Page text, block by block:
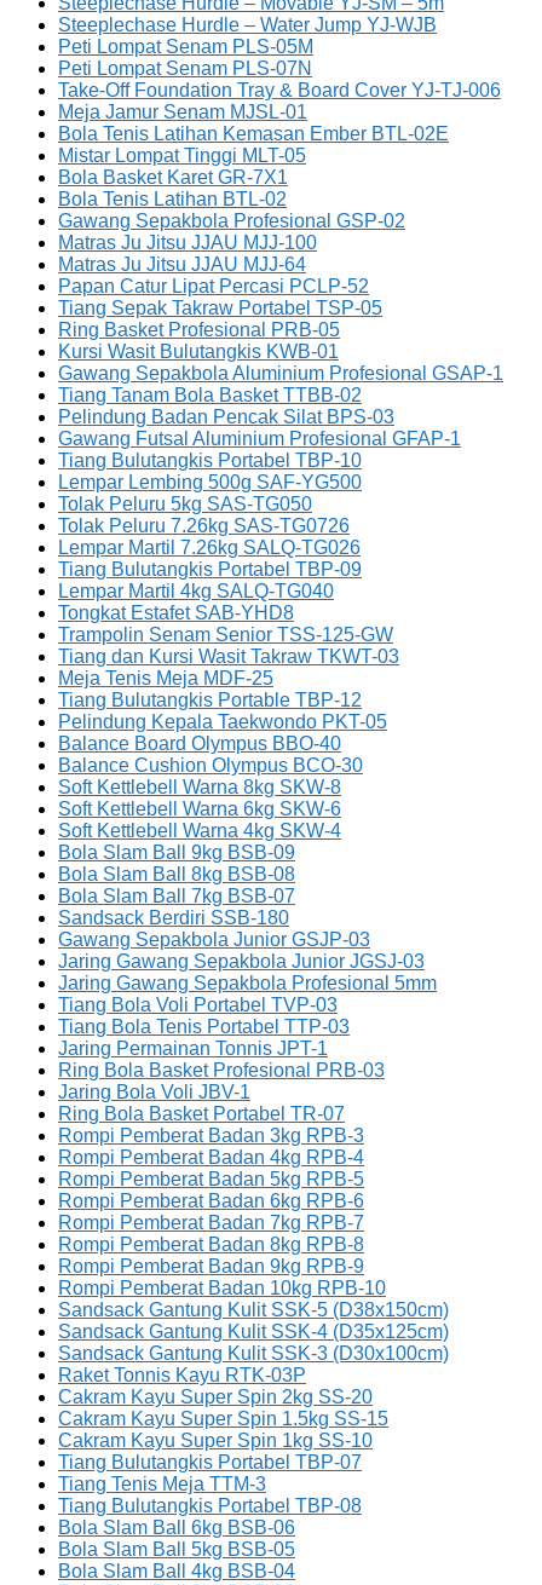
Steeplechase Hurdle – Water Jump YJ-WJB
Peti Lompat Senam PLS-05M
Peti Lompat Senam PLS-07N
Take-Off Foundation Tray & Board Cover YJ-TJ-006
Meja Jamur Senam MJSL-01
Bola Tenis Latihan Kemasan Ember BTL-02E
Mistar Lompat Tinggi MLT-05
Bola Basket Karet GR-7X1
Bola Tenis Latihan BTL-02
Gawang Sepakbola Profesional GSP-02
Matras Ju Jitsu JJAU MJJ-100
Matras Ju Jitsu JJAU MJJ-64
Papan Catur Lipat Percasi PCLP-52
Tiang Sepak Takraw Portabel TSP-05
Ring Basket Profesional PRB-05
Kursi Wasit Bulutangkis KWB-01
Gawang Sepakbola Aluminium Profesional GSAP-1
Tiang Tanam Bola Basket TTBB-02
Pelindung Badan Pencak Silat BPS-03
Gawang Futsal Aluminium Profesional GFAP-1
Tiang Bulutangkis Portabel TBP-10
Lempar Lembing 500g SAF-YG500
Tolak Peluru 5kg SAS-TG050
Tolak Peluru 7.26kg SAS-TG0726
Lempar Martil 7.26kg SALQ-TG026
Tiang Bulutangkis Portabel TBP-09
Lempar Martil 4kg SALQ-TG040
Tongkat Estafet SAB-YHD8
Trampolin Senam Senior TSS-125-GW
Tiang dan Kursi Wasit Takraw TKWT-03
Meja Tenis Meja MDF-25
Tiang Bulutangkis Portable TBP-12
Pelindung Kepala Taekwondo PKT-05
Balance Board Olympus BBO-40
Balance Cushion Olympus BCO-30
Soft Kettlebell Warna 8kg SKW-8
Soft Kettlebell Warna 6kg SKW-6
Soft Kettlebell Warna 4kg SKW-4
Bola Slam Ball 9kg BSB-09
Bola Slam Ball 8kg BSB-08
Bola Slam Ball 7kg BSB-07
Sandsack Berdiri SSB-180
Gawang Sepakbola Junior GSJP-03
Jaring Gawang Sepakbola Junior JGSJ-03
Jaring Gawang Sepakbola Profesional 5mm
Tiang Bola Voli Portabel TVP-03
Tiang Bola Tenis Portabel TTP-03
Jaring Permainan Tonnis JPT-1
Ring Bola Basket Profesional PRB-03
Jaring Bola Voli JBV-1
Ring Bola Basket Portabel TR-07
Rompi Pemberat Badan 3kg RPB-3
Rompi Pemberat Badan 4kg RPB-4
Rompi Pemberat Badan 5kg RPB-5
Rompi Pemberat Badan 6kg RPB-6
Rompi Pemberat Badan 7kg RPB-7
Rompi Pemberat Badan 8kg RPB-8
Rompi Pemberat Badan 9kg RPB-9
Rompi Pemberat Badan 10kg RPB-10
Sandsack Gantung Kulit SSK-5 (D38x150cm)
Sandsack Gantung Kulit SSK-4 (D35x125cm)
Sandsack Gantung Kulit SSK-3 (D30x100cm)
Raket Tonnis Kayu RTK-03P
Cakram Kayu Super Spin 2kg SS-20
Cakram Kayu Super Spin 1.5kg SS-15
Cakram Kayu Super Spin 1kg SS-10
Tiang Bulutangkis Portabel TBP-07
Tiang Tenis Meja TTM-3
Tiang Bulutangkis Portabel TBP-08
Bola Slam Ball 6kg BSB-06
Bola Slam Ball 5kg BSB-05
Bola Slam Ball 4kg BSB-04